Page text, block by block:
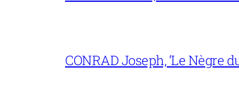
CONRAD Joseph, ‘Le Nègre